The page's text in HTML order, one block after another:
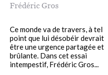
Frédéric Gros
Ce monde va de travers, à tel
point que lui désobéir devrait
être une urgence partagée et
brûlante. Dans cet essai
intempestif, Frédéric Gros...